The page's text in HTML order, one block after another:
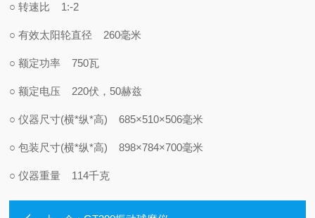
○ 转速比 1:-2
○ 有效太阳轮直径 260毫米
○ 额定功率 750瓦
○ 额定电压 220伏，50赫兹
○ 仪器尺寸(横*纵*高) 685×510×506毫米
○ 包装尺寸(横*纵*高) 898×784×700毫米
○ 仪器重量 114千克